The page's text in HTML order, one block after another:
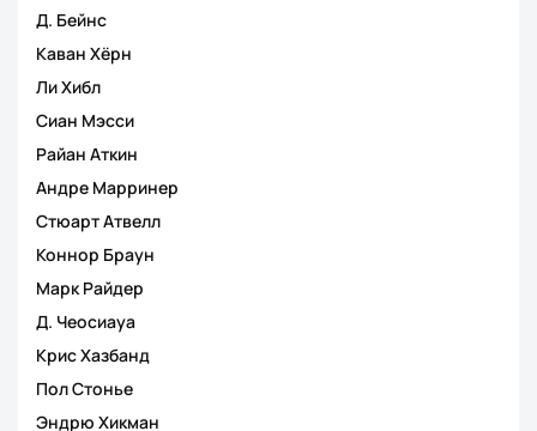
Д. Бейнс
Каван Хёрн
Ли Хибл
Сиан Мэсси
Райан Аткин
Андре Марринер
Стюарт Атвелл
Коннор Браун
Марк Райдер
Д. Чеосиауа
Крис Хазбанд
Пол Стонье
Эндрю Хикман